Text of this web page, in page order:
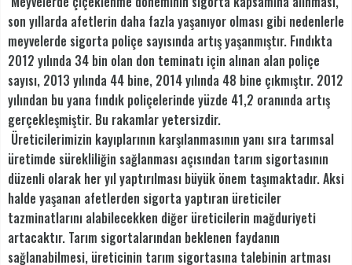
son yıllarda afetlerin daha fazla yaşanıyor olması gibi nedenlerle
meyvelerde sigorta poliçe sayısında artış yaşanmıştır. Fındıkta
2012 yılında 34 bin olan don teminatı için alınan alan poliçe
sayısı, 2013 yılında 44 bine, 2014 yılında 48 bine çıkmıştır. 2012
yılından bu yana fındık poliçelerinde yüzde 41,2 oranında artış
gerçekleşmiştir. Bu rakamlar yetersizdir.
Üreticilerimizin kayıplarının karşılanmasının yanı sıra tarımsal
üretimde sürekliliğin sağlanması açısından tarım sigortasının
düzenli olarak her yıl yaptırılması büyük önem taşımaktadır. Aksi
halde yaşanan afetlerden sigorta yaptıran üreticiler
tazminatlarını alabilecekken diğer üreticilerin mağduriyeti
artacaktır. Tarım sigortalarından beklenen faydanın
sağlanabilmesi, üreticinin tarım sigortasına talebinin artması